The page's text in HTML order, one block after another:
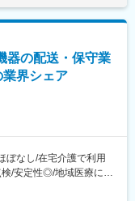
月に1~2回程度です。
行する、という形で土
前に予定された土日出
残業が発生しますが、
る可能性があります。
器の配送・保守業
界シェア
ぼなし/在宅介護で利用
/安定性◎/地域医療に貢